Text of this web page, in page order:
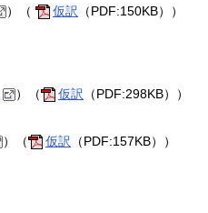
）（ 仮訳 （PDF:150KB））
）（ 仮訳 （PDF:298KB））
）（ 仮訳 （PDF:157KB））